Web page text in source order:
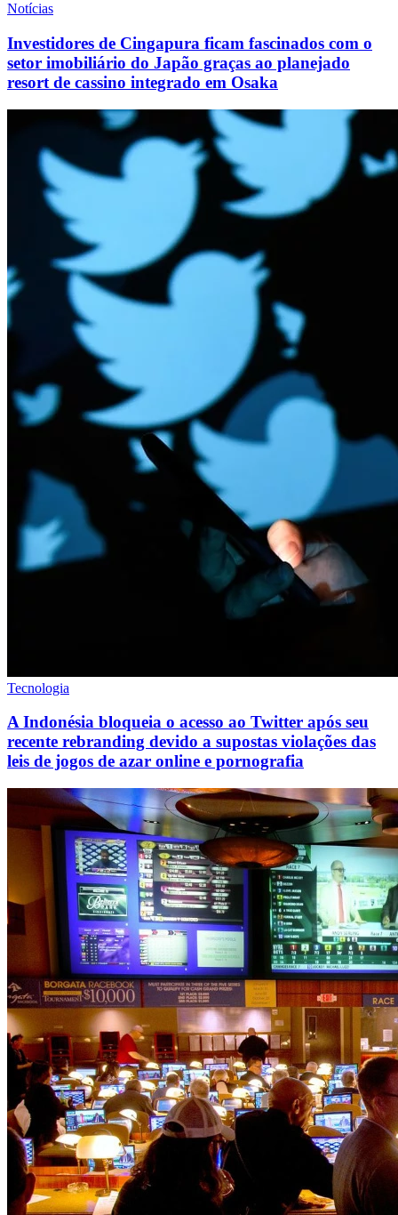
Notícias
Investidores de Cingapura ficam fascinados com o
setor imobiliário do Japão graças ao planejado
resort de cassino integrado em Osaka
Tecnologia
A Indonésia bloqueia o acesso ao Twitter após seu
recente rebranding devido a supostas violações das
leis de jogos de azar online e pornografia